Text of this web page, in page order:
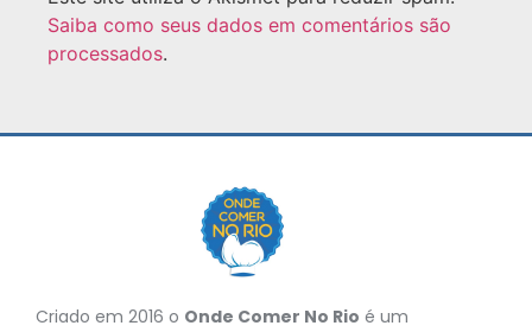
Saiba como seus dados em comentários são
processados.
Criado em 2016 o Onde Comer No Rio é um